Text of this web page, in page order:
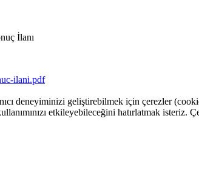
İlanı
ilani.pdf
deneyiminizi geliştirebilmek için çerezler
etkileyebileceğini hatırlatmak isteriz.